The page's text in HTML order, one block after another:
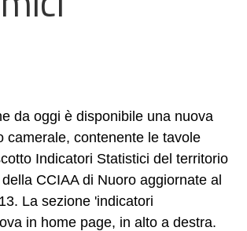
da oggi è disponibile una nuova
camerale, contenente le tavole
Indicatori Statistici del territorio
CCIAA di Nuoro aggiornate al
La sezione 'indicatori
in home page, in alto a destra.